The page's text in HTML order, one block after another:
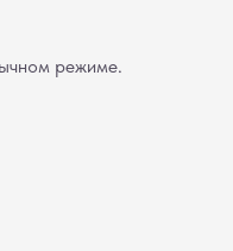
режиме.